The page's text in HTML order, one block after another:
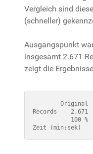
Vergleich sind
(schneller)
Ausgangspunkt
insgesamt 2.671
zeigt die
Original
Records
100 %
Zeit (min:sek)